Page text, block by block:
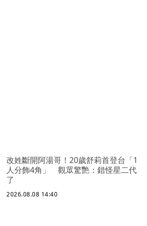
改姓斷開阿湯哥！20歲舒莉首登台「1
人分飾4角」 觀眾驚艷：錯怪星二代
了
2026.08.08 14:40